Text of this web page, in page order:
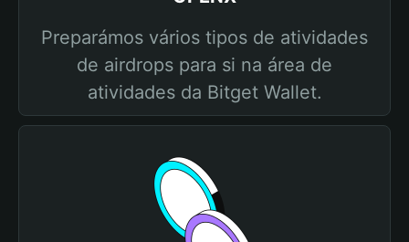
Preparámos vários tipos de atividades
de airdrops para si na área de
atividades da Bitget Wallet.